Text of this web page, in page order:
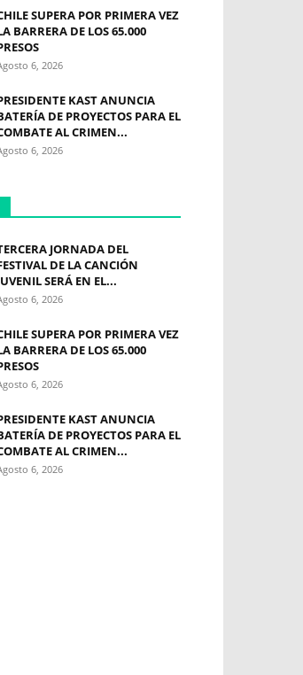
SUPERA POR PRIMERA VEZ
BARRERA DE LOS 65.000
6, 2026
KAST ANUNCIA
DE PROYECTOS PARA EL
AL CRIMEN...
6, 2026
JORNADA DEL
DE LA CANCIÓN
SERÁ EN EL...
6, 2026
SUPERA POR PRIMERA VEZ
BARRERA DE LOS 65.000
6, 2026
KAST ANUNCIA
DE PROYECTOS PARA EL
AL CRIMEN...
6, 2026